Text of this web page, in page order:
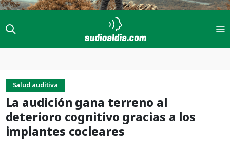
Salud auditiva
La audición gana terreno al
deterioro cognitivo gracias a los
implantes cocleares